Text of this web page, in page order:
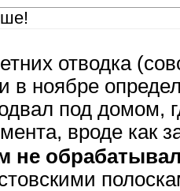
отводка
в ноябре
под домом,
вроде как
не